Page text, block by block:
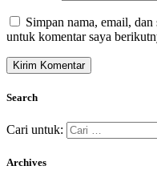
Simpan nama, email,
untuk komentar saya
Search
Cari untuk:
Archives